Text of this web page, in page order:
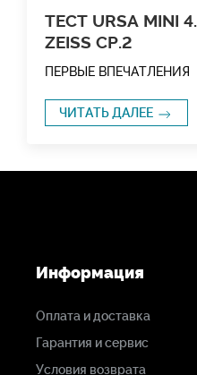
ТЕСТ URSA MINI
ZEISS CP.2
ПЕРВЫЕ ВПЕЧАТЛЕНИЯ
ЧИТАТЬ ДАЛЕЕ
Информация
Оплата и доставка
Гарантия и сервис
Условия возврата